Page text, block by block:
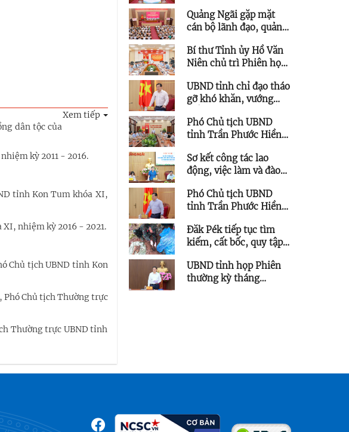
Xem tiếp
dân tộc của
kỳ 2011 - 2016.
tỉnh Kon Tum khóa XI,
nhiệm kỳ 2016 - 2021.
Chủ tịch UBND tỉnh Kon
Chủ tịch Thường trực
Thường trực UBND tỉnh
triển khai thực hiện
Nghị quyết 57
Quảng Ngãi gặp mặt
cán bộ lãnh đạo, quản
Thường vụ Tỉnh ủy
quản lý được quy hoạch
Bí thư Tỉnh ủy Hồ Văn
Niên chủ trì Phiên họp
trình trọng điểm
UBND tỉnh chỉ đạo tháo
gỡ khó khăn, vướng
đọng, kéo dài
Phó Chủ tịch UBND
tỉnh Trần Phước Hiền
Ứng dụng Khoa học và
Công nghệ
Sơ kết công tác lao
động, việc làm và đào
năm 2026
Phó Chủ tịch UBND
tỉnh Trần Phước Hiền
mắc các dự án lưới điện
trên địa bàn tỉnh
Đăk Pék tiếp tục tìm
kiếm, cất bốc, quy tập
UBND tỉnh họp Phiên
thường kỳ tháng